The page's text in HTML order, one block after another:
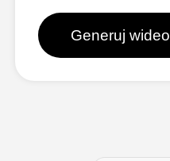
Blog
Generuj wideo